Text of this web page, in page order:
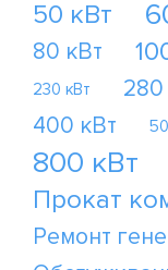
50 кВт
80 кВт
230 кВт 280
400 кВт
800 кВт
Прокат
Ремонт